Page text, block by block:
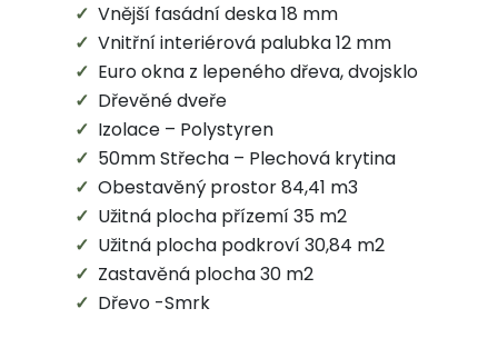
Vnější fasádní deska 18 mm
Vnitřní interiérová palubka 12 mm
Euro okna z lepeného dřeva, dvojsklo
Dřevěné dveře
Izolace – Polystyren
50mm Střecha – Plechová krytina
Obestavěný prostor 84,41 m3
Užitná plocha přízemí 35 m2
Užitná plocha podkroví 30,84 m2
Zastavěná plocha 30 m2
Dřevo -Smrk